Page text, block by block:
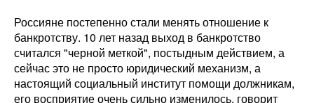
Россияне постепенно стали менять отношение к
банкротству. 10 лет назад выход в банкротство
считался "черной меткой", постыдным действием, а
сейчас это не просто юридический механизм, а
настоящий социальный институт помощи должникам,
его восприятие очень сильно изменилось, говорит